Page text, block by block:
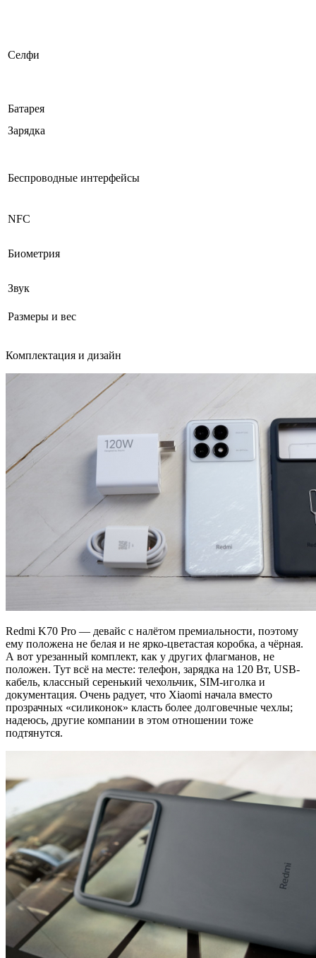
Селфи
Батарея
Зарядка
Беспроводные интерфейсы
NFC
Биометрия
Звук
Размеры и вес
Комплектация и дизайн
Redmi K70 Pro — девайс с налётом премиальности, поэтому
ему положена не белая и не ярко-цветастая коробка, а чёрная.
А вот урезанный комплект, как у других флагманов, не
положен. Тут всё на месте: телефон, зарядка на 120 Вт, USB-
кабель, классный серенький чехольчик, SIM-иголка и
документация. Очень радует, что Xiaomi начала вместо
прозрачных «силиконок» класть более долговечные чехлы;
надеюсь, другие компании в этом отношении тоже
подтянутся.